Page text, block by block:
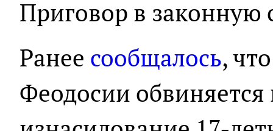
Приговор в законную
Ранее сообщалось,
Феодосии